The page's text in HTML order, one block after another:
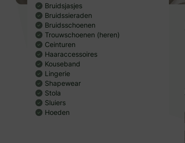
Bruidsjasjes
Bruidssieraden
Bruidsschoenen
Trouwschoenen (heren)
Ceinturen
Haaraccessoires
Kouseband
Lingerie
Shapewear
Stola
Sluiers
Hoeden